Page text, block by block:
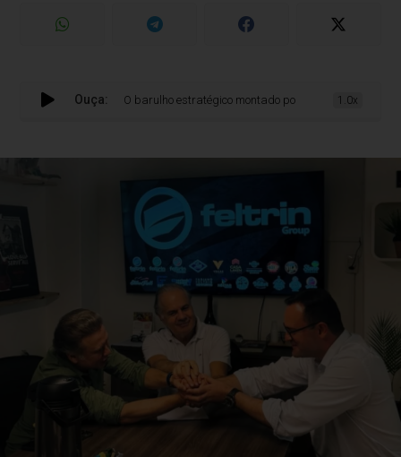
Ouça:O barulho estratégico montado por Diogo Siqueira em
1.0x